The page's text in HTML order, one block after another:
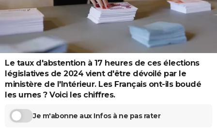
Destinations
City break
Voyage nature
Voyage de noces
Forum
Climat
+
PHOTO
GUIDES D'ACHAT
BONS PLANS
CARTE DE VOEUX
Carte de Noël
Carte Bonne année
Carte Saint-Valentin
Carte Pâques
Carte d'anniversaire
PROGRAMME TV
Le taux d'abstention à 17 heures de ces élections
législatives de 2024 vient d'être dévoilé par le
ministère de l'Intérieur. Les Français ont-ils boudé
les urnes ? Voici les chiffres.
Je m'abonne aux Infos à ne pas rater